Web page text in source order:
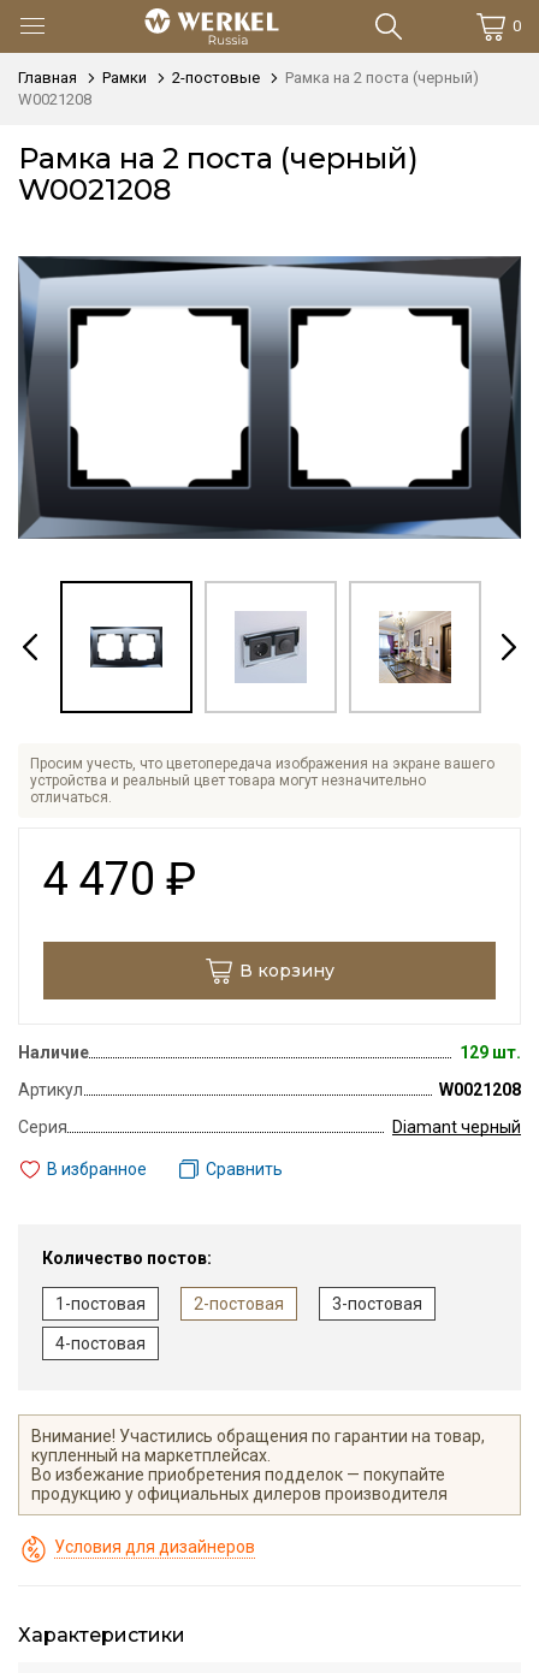
0
Главная Рамки 2-постовые
Рамка на 2 поста (черный)
W0021208
Рамка на 2 поста (черный)
W0021208
Просим учесть, что цветопередача изображения на экране вашего
устройства и реальный цвет товара могут незначительно
отличаться.
4 470 ₽
В корзину
Наличие
129 шт.
Артикул
W0021208
Серия
Diamant черный
В избранное Сравнить
Количество постов:
1-постовая 2-постовая 3-постовая
4-постовая
Внимание! Участились обращения по гарантии на товар,
купленный на маркетплейсах.
Во избежание приобретения подделок — покупайте
продукцию у официальных дилеров производителя
Условия для дизайнеров
Характеристики